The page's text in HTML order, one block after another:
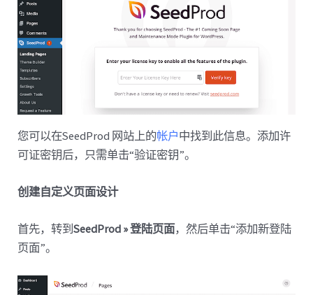
您可以在SeedProd 网站上的帐户中找到此信息。添加许
可证密钥后，只需单击“验证密钥”。
创建自定义页面设计
首先，转到SeedProd » 登陆页面，然后单击“添加新登陆
页面”。